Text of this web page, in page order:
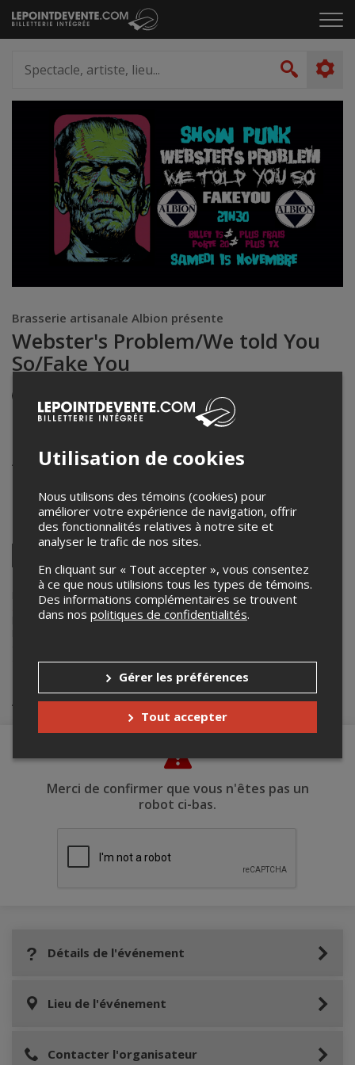
Passer
au
le
artiste,
lieu...
Brasserie artisanale Albion présente
Webster's Problem/We told You
So/Fake You
15 novembre 2025
Albion - Brasserie Artisanale / Resto-Pub, Joliette, QC,
408 boulevard manseau,Joliette ,QC,Canada
Partagez cet événement
Facebook
Twitter
LinkedinPinterestEnvoyer
par
courriel
Lepointdevente.com agit à titre de mandataire pourBrasserie
artisanale Albiondans le cadre de l’affichage en ligne et la vente de
billets pour ses événements.
brasseriealbion@gmail.com.
Achat de billets
Merci de confirmer que vous n'êtes pas un
robot ci-bas.
Détails de l'événement
Lieu de l'événement
Contacter l'organisateur
Utilisation de cookies
Nous utilisons des témoins (cookies) pour
améliorer votre expérience de navigation, offrir
des fonctionnalités relatives à notre site et
analyser le trafic de nos sites.
En cliquant sur « Tout accepter », vous consentez
à ce que nous utilisions tous les types de témoins.
Des informations complémentaires se trouvent
dans nos politiques de confidentialités.
Gérer les préférences
Tout accepter